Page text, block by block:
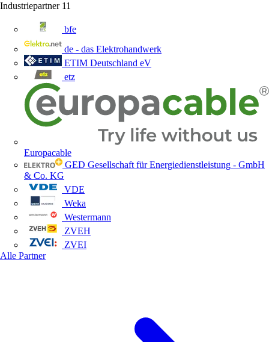
Industriepartner 11
bfe
de - das Elektrohandwerk
ETIM Deutschland eV
etz
Europacable
GED Gesellschaft für Energiedienstleistung - GmbH
& Co. KG
VDE
Weka
Westermann
ZVEH
ZVEI
Alle Partner